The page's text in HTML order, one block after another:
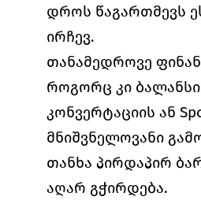
დროს წაგართმევს
ირჩევ.
თანამედროვე
როგორც კი ბალანსი
კონვერტაციის ან
მნიშვნელოვანი
თანხა პირდაპირ
აღარ გჭირდება.